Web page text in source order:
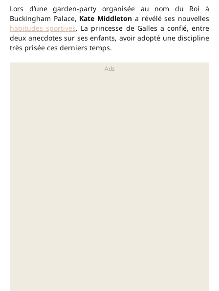
Lors d’une garden-party organisée au nom du Roi à
Buckingham Palace, Kate Middleton a révélé ses nouvelles
habitudes sportives. La princesse de Galles a confié, entre
deux anecdotes sur ses enfants, avoir adopté une discipline
très prisée ces derniers temps.